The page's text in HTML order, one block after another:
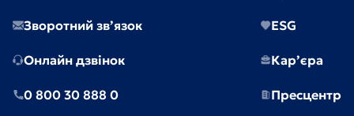
Зворотний зв’язок
Онлайн дзвінок
0 800 30 888 0
ESG
Кар’єра
Пресцентр